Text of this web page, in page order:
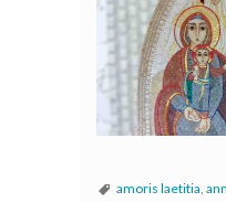
amoris laetitia,